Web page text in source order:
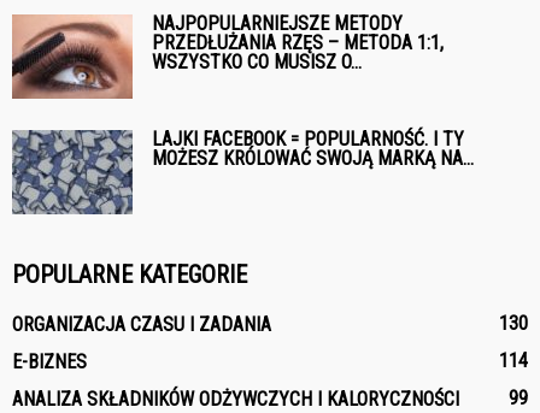
NAJPOPULARNIEJSZE METODY
PRZEDŁUŻANIA RZĘS – METODA 1:1,
WSZYSTKO CO MUSISZ O...
LAJKI FACEBOOK = POPULARNOŚĆ. I TY
MOŻESZ KRÓLOWAĆ SWOJĄ MARKĄ NA...
POPULARNE KATEGORIE
ORGANIZACJA CZASU I ZADANIA
130
E-BIZNES
114
ANALIZA SKŁADNIKÓW ODŻYWCZYCH I KALORYCZNOŚCI
99